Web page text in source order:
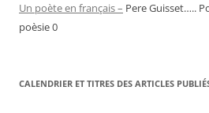
Un poète en français – Pere Guisset…..
poèsie 0
CALENDRIER ET TITRES DES ARTICLES